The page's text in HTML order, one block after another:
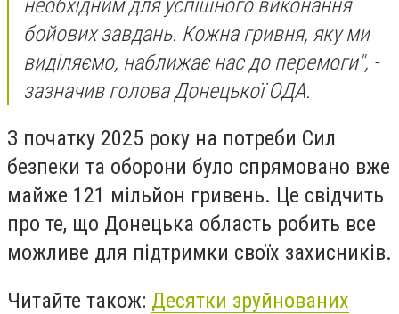
необхідним для успішного виконання
бойових завдань. Кожна гривня, яку ми
виділяємо, наближає нас до перемоги", -
зазначив голова Донецької ОДА.
З початку 2025 року на потреби Сил
безпеки та оборони було спрямовано вже
майже 121 мільйон гривень. Це свідчить
про те, що Донецька область робить все
можливе для підтримки своїх захисників.
Читайте також: Десятки зруйнованих